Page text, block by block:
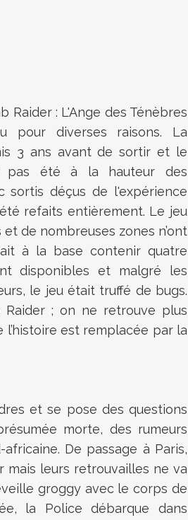
Raider : L'Ange des Ténèbres
pour diverses raisons. La
3 ans avant de sortir et le
pas été à la hauteur des
sortis déçus de l'expérience
refaits entièrement. Le jeu
de nombreuses zones n’ont
à la base contenir quatre
disponibles et malgré les
le jeu était truffé de bugs.
Raider ; on ne retrouve plus
l’histoire est remplacée par la
et se pose des questions
morte, des rumeurs
De passage à Paris,
mais leurs retrouvailles ne va
groggy avec le corps de
la Police débarque dans